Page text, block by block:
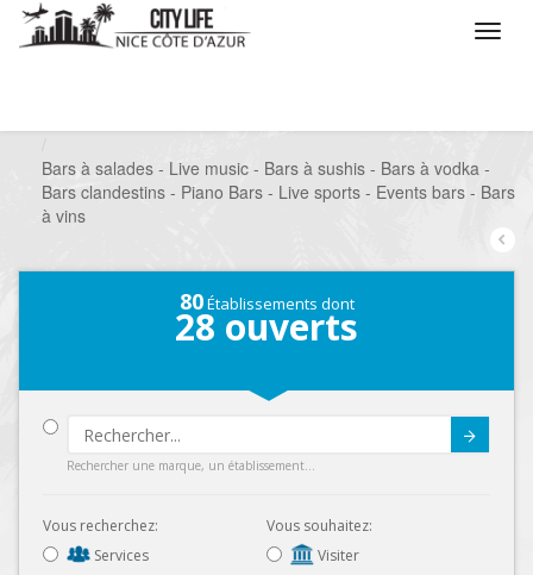
Bars à salades - Live music - Bars à sushis - Bars à vodka -
Bars clandestins - Piano Bars - Live sports - Events bars - Bars
à vins
80Établissements dont
28 ouverts
Rechercher une marque, un établissement...
Vous recherchez:
Services
Vous souhaitez:
Visiter